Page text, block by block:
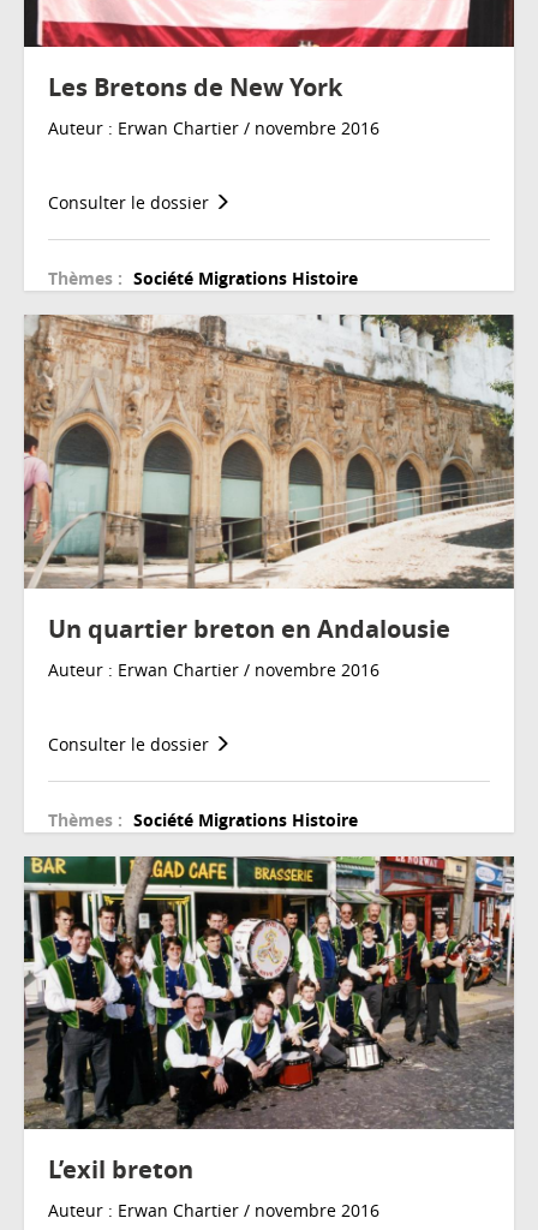
Les Bretons de New York
Auteur : Erwan Chartier / novembre 2016
Consulter le dossier
Thèmes : Société Migrations Histoire
Un quartier breton en Andalousie
Auteur : Erwan Chartier / novembre 2016
Consulter le dossier
Thèmes : Société Migrations Histoire
L’exil breton
Auteur : Erwan Chartier / novembre 2016